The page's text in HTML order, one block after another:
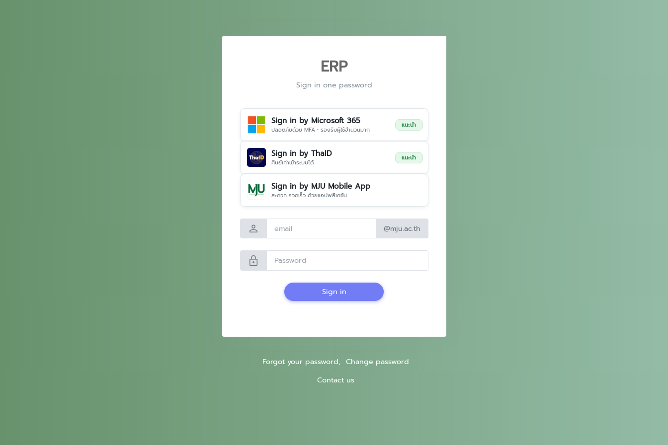
ERP
Sign in one password
Sign in by Microsoft 365
ปลอดภัยด้วย MFA • รองรับผู้ใช้จำนวนมาก
แนะนำ
Sign in by ThaID
ศิษย์เก่าเข้าระบบได้
แนะนำ
Sign in by MJU Mobile App
สะดวก รวดเร็ว ด้วยแอปพลิเคชัน
person @mju.ac.th
lock
Sign in
Forgot your password, Change password
Contact us